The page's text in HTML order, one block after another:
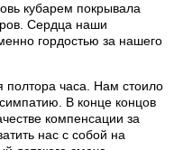
кубарем покрывала
Сердца наши
гордостью за нашего
полтора часа. Нам стоило
В конце концов
компенсации за
нас с собой на